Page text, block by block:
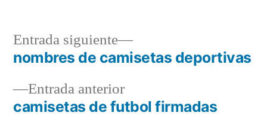
Navegación
deEntrada anteriorEntrada
anterior:
camisetas de futbol firmadas
Entrada siguiente
Entrada
siguiente:
nombres de camisetas deportivas